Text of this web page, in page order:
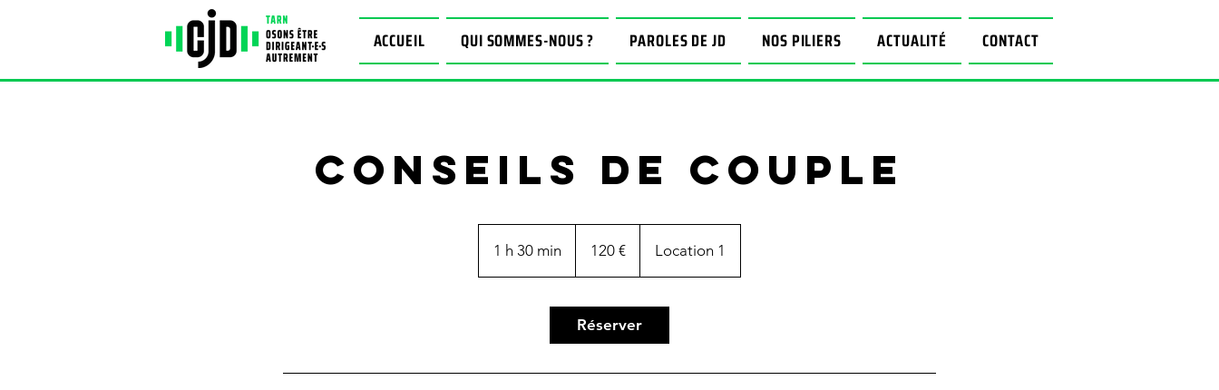
ACCUEIL QUI SOMMES-NOUS ? PAROLES DE JD NOS PILIERS ACTUALITÉ CONTACT
Conseils de couple
1 h 30 min
3
i
120 € Location 1
Réserver